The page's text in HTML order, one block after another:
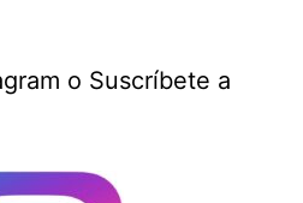
o Suscríbete a